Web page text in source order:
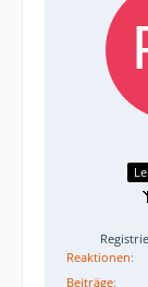
Reaktionen
Beiträge